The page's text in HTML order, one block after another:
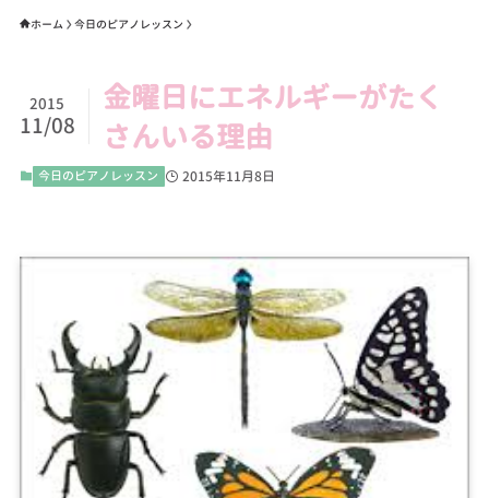
ホーム 今日のピアノレッスン
金曜日にエネルギーがたく
さんいる理由
2015
11/08
今日のピアノレッスン 2015年11月8日